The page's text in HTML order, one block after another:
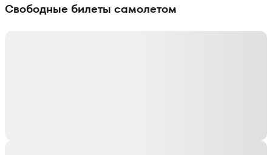
Свободные билеты самолетом